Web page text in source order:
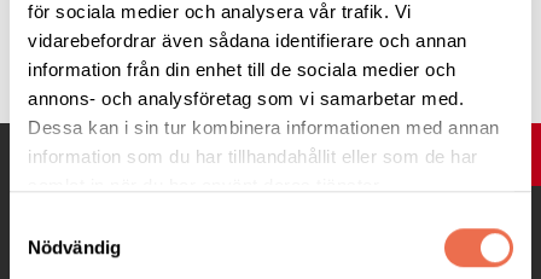
för sociala medier och analysera vår trafik. Vi
vidarebefordrar även sådana identifierare och annan
information från din enhet till de sociala medier och
annons- och analysföretag som vi samarbetar med.
Dessa kan i sin tur kombinera informationen med annan
information som du har tillhandahållit eller som de har
Nödvändig
Tipsa